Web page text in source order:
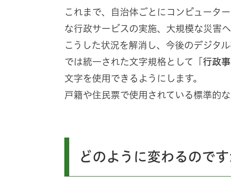
これまで、自治体ごとにコンピュータ
な行政サービスの実施、大規模な災害
こうした状況を解消し、今後のデジタ
では統一された文字規格として「 行政
文字を使用できるようにします。
戸籍や住民票で使用されている標準的
どのように変わるのです